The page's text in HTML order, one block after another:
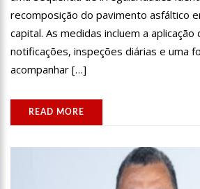
recomposição do pavimento asfáltico
capital. As medidas incluem a aplicação
notificações, inspeções diárias e uma
acompanhar […]
READ MORE